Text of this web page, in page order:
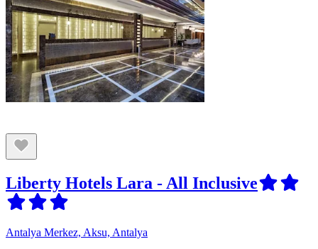
Liberty Hotels Lara - All Inclusive
Antalya Merkez, Aksu, Antalya